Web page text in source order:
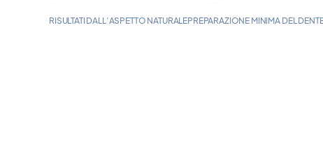
RISULTATI DALL’ASPETTO NATURALEPREPARAZIONE MINIMA DEL